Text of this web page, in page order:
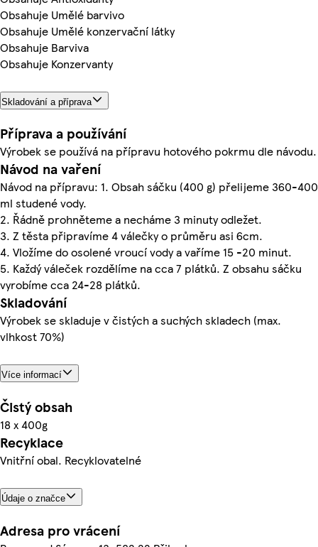
Obsahuje Umělé barvivo
Obsahuje Umělé konzervační látky
Obsahuje Barviva
Obsahuje Konzervanty
Skladování a příprava
Příprava a používání
Výrobek se používá na přípravu hotového pokrmu dle návodu.
Návod na vaření
Návod na přípravu: 1. Obsah sáčku (400 g) přelijeme 360-400
ml studené vody.
2. Řádně prohněteme a necháme 3 minuty odležet.
3. Z těsta připravíme 4 válečky o průměru asi 6cm.
4. Vložíme do osolené vroucí vody a vaříme 15 -20 minut.
5. Každý váleček rozdělíme na cca 7 plátků. Z obsahu sáčku
vyrobíme cca 24-28 plátků.
Skladování
Výrobek se skladuje v čistých a suchých skladech (max.
vlhkost 70%)
Více informací
Čistý obsah
18 x 400g
Recyklace
Vnitřní obal. Recyklovatelné
Údaje o značce
Adresa pro vrácení